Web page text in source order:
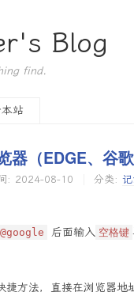
Blog
find.
站
器（EDGE、谷
: 2024-08-10 分类:
@google 后面输入 空格键
捷方法，直接在浏览器地